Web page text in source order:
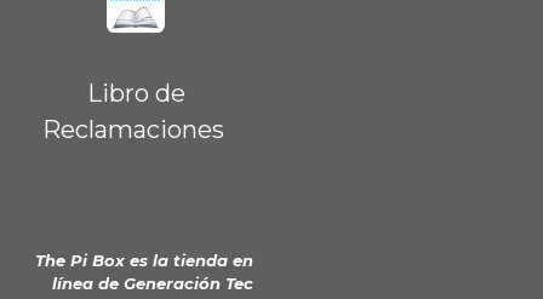
Libro de
Reclamaciones
The Pi Box es la tienda en
línea de Generación Tec